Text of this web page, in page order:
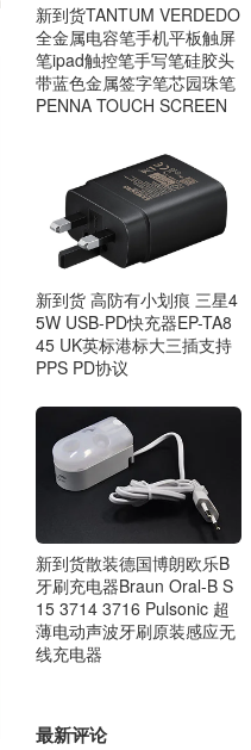
新到货TANTUM VERDEDO
全金属电容笔手机平板触屏
笔ipad触控笔手写笔硅胶头
带蓝色金属签字笔芯园珠笔
PENNA TOUCH SCREEN
新到货 高防有小划痕 三星4
5W USB-PD快充器EP-TA8
45 UK英标港标大三插支持
PPS PD协议
新到货散装德国博朗欧乐B
牙刷充电器Braun Oral-B S
15 3714 3716 Pulsonic 超
薄电动声波牙刷原装感应无
线充电器
最新评论